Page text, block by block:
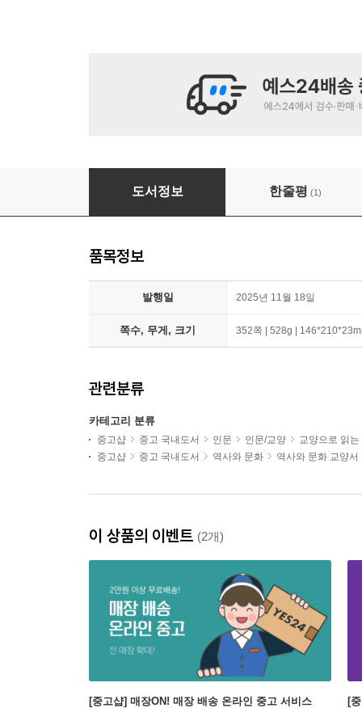
최소한의 삼국지
도서정보 한줄평 (1)
품목정보
발행일 2025년 11월 18일
쪽수, 무게, 크기 352쪽 | 528g |
관련분류
카테고리 분류
중고샵 중고 국내도서 인문 인문/교양
교양으로 읽는
중고샵
중고 국내도서 역사와 문화 역사와 문화 교양서
이 상품의 이벤트 (2개)
[중고샵] 매장ON! 매장 배송 온라인 중고 서비스 [